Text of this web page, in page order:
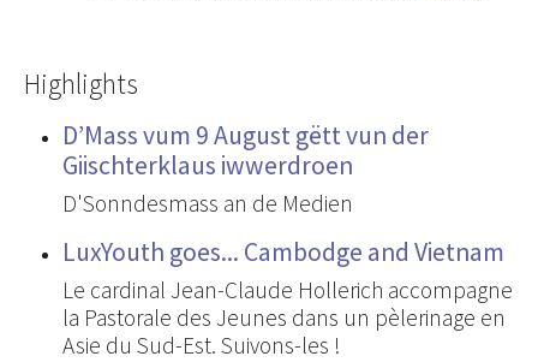
Highlights
D’Mass vum 9 August gëtt vun der
Giischterklaus iwwerdroen
D'Sonndesmass an de Medien
LuxYouth goes... Cambodge and Vietnam
Le cardinal Jean-Claude Hollerich accompagne
la Pastorale des Jeunes dans un pèlerinage en
Asie du Sud-Est. Suivons-les !